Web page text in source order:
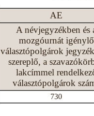
AE
A névjegyzékben és
mozgóurnát igénylő
választópolgárok
szereplő, a
lakcímmel
választópolgárok
730